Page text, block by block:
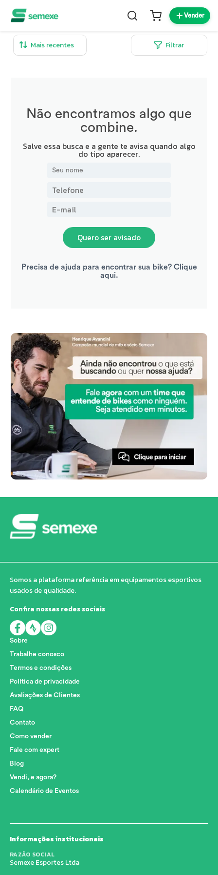
Vender
Filtrar
Não encontramos algo que
combine.
Salve essa busca e a gente te avisa quando algo
do tipo aparecer.
Quero ser avisado
Precisa de ajuda para encontrar sua bike? Clique
aqui.
Somos a plataforma referência em equipamentos esportivos
usados de qualidade.
Confira nossas redes sociais
Sobre
Trabalhe conosco
Termos e condições
Política de privacidade
Avaliações de Clientes
FAQ
Contato
Como vender
Fale com expert
Blog
Vendi, e agora?
Calendário de Eventos
Informações institucionais
RAZÃO SOCIAL
Semexe Esportes Ltda